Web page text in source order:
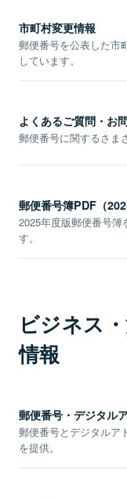
市町村変更情報
郵便番号を公表した市
しています。
よくあるご質問・お
郵便番号に関するさま
郵便番号簿PDF（
2025年度版郵便番号簿
す。
ビジネス
情報
郵便番号・デジタル
郵便番号とデジタルア
を提供。